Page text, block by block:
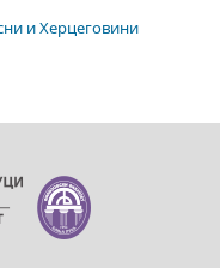
и Херцеговини